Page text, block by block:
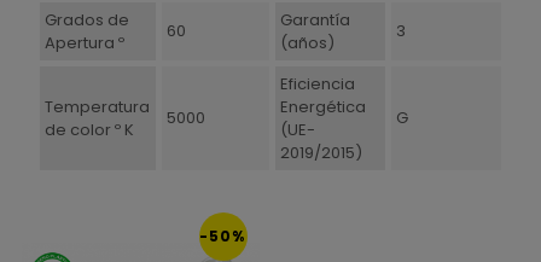
Grados de
Apertura º
60
Garantía
(años)
3
Temperatura
de color º K
5000
Eficiencia
Energética
(UE-
2019/2015)
G
-50%